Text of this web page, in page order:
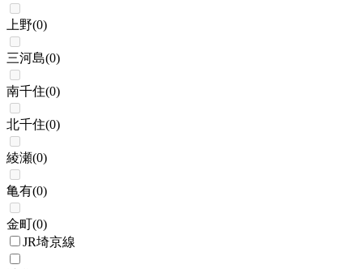
上野(0)
三河島(0)
南千住(0)
北千住(0)
綾瀬(0)
亀有(0)
金町(0)
JR埼京線